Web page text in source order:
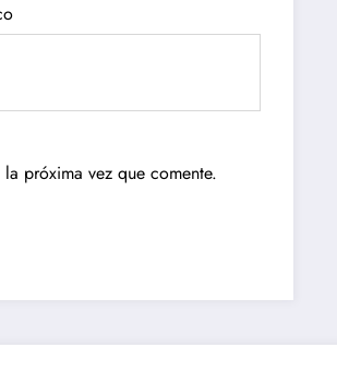
próxima vez que comente.